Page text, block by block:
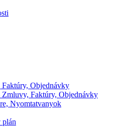
Objednávky
Faktúry, Objednávky
Nyomtatvanyok
plán